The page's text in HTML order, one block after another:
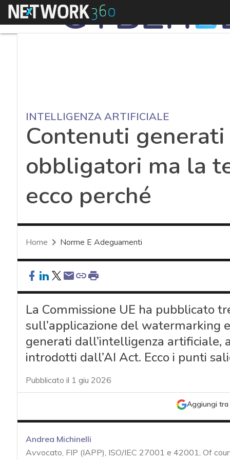
Menu
INTELLIGENZA ARTIFICIALE
Contenuti
obbligatori ma la
ecco perché
Home Norme E Adeguamenti
La Commissione UE ha pubblicato
sull’applicazione del watermarking
generati dall’intelligenza artificiale,
introdotti dall’AI Act. Ecco i punti
Pubblicato il 1 giu 2026
Aggiungi tra
Andrea Michinelli
Avvocato, FIP (IAPP), ISO/IEC 27001 e 42001, Of